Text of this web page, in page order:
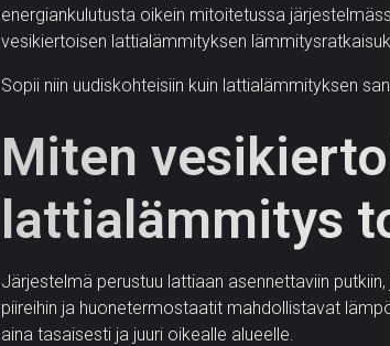
energiankulutusta oikein mitoitetussa
vesikiertoisen lattialämmityksen
Sopii niin uudiskohteisiin kuin lattialämmityksen
Miten
lattialämmitys
Järjestelmä perustuu lattiaan asennettaviin
piireihin ja huonetermostaatit mahdollistavat
aina tasaisesti ja juuri oikealle alueelle.